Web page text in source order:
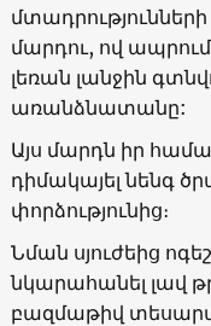
մարդու, ով ապրում
լեռան լանջին
առանձնատանը:
Այս մարդն իր
դիմակայել նենգ
փորձությունից։
Նման սյուժեից
նկարահանել լավ
բազմաթիվ